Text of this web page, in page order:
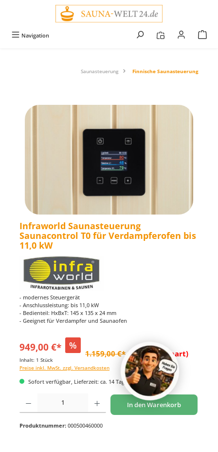
Navigation
Saunasteuerung Finnische Saunasteuerung
Bildergalerie überspringen
Infraworld Saunasteuerung
Saunacontrol T0 für Verdampferofen bis
11,0 kW
- modernes Steuergerät
- Anschlussleistung: bis 11,0 kW
- Bedienteil: HxBxT: 145 x 135 x 24 mm
- Geeignet für Verdampfer und Saunaofen
949,00 €* %
1.159,00 €* (18.12% gespart)
Inhalt: 1 Stück
Preise inkl. MwSt. zzgl. Versandkosten
Sofort verfügbar, Lieferzeit: ca. 14 Tage
Produkt Anzahl: Gib den gewünschten Wert ein oder benutze die Schaltflächen um
In den Warenkorb
Produktnummer: 000500460000